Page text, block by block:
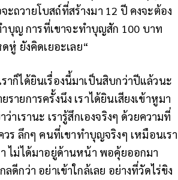
ถวายโบสถ์ที่สร้างมา 12 ปี คงจะต้อง
บุญ การที่เขาจะทำบุญสัก 100 บาท
ยังคิดเยอะเลย“
าก็ได้ยินเรื่องนี้มาเป็นสิบกว่าปีแล้วนะ
ายการครั้งนึง เราได้ยินเสียงเข้าหูมา
าเรานะ เรารู้สึกเองจริงๆ ด้วยความที่
ร ลึกๆ คนที่เขาทำบุญจริงๆ เหมือนเรา
า ไม่ได้มาอยู่ด้านหน้า พอคุ้ยออกมา
ดีกว่า อย่าเข้าใกล้เลย อย่างที่วัดไร่ขิง